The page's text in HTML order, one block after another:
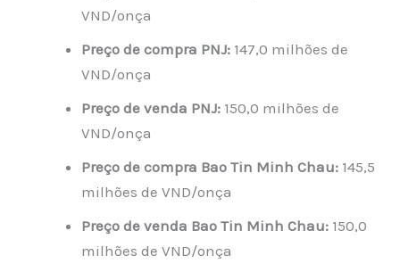
VND/onça
Preço de compra PNJ: 147,0 milhões de
VND/onça
Preço de venda PNJ: 150,0 milhões de
VND/onça
Preço de compra Bao Tin Minh Chau: 145,5
milhões de VND/onça
Preço de venda Bao Tin Minh Chau: 150,0
milhões de VND/onça